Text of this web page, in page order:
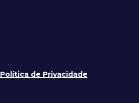
Política de Privacidade